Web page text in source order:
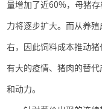
量增加了近60%，母猪存
力将逐步扩大。而从养
右，因此饲料成本推动
有大的疫情、猪肉的替
和动力。